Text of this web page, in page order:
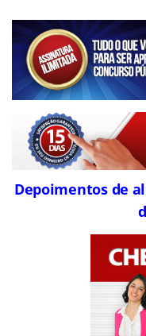
Depoimentos de